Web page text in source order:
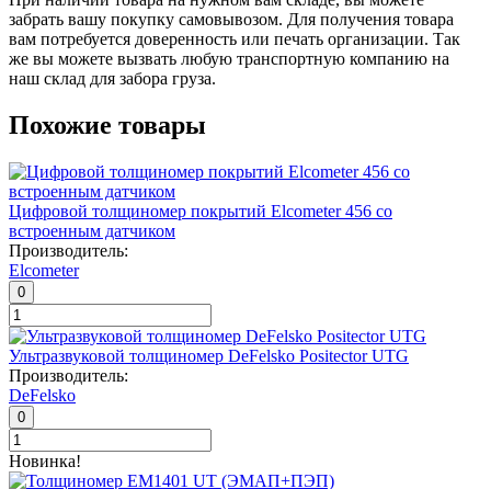
забрать вашу покупку самовывозом. Для получения товара
вам потребуется доверенность или печать организации. Так
же вы можете вызвать любую транспортную компанию на
наш склад для забора груза.
Похожие товары
Цифровой толщиномер покрытий Elcometer 456 со
встроенным датчиком
Производитель:
Elcometer
0
Ультразвуковой толщиномер DeFelsko Positector UTG
Производитель:
DeFelsko
0
Новинка!